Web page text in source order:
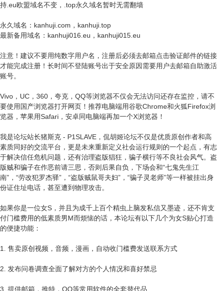
持.eu欧盟域名不变，.top永久域名暂时无需翻墙
永久域名：kanhuji.com，kanhuji.top
最新备用域名：kanhuji016.eu，kanhuji015.eu
注意！建议不要用纯数字用户名，注册后必须去邮箱点击验证邮件的链接
才能完成注册！长时间不登陆账号出于安全原因需要用户去邮箱自助激活
账号。
Vivo，UC，360，夸克，QQ等浏览器不仅会无法访问还存在监控，请不
要使用国产浏览器打开网页！推荐电脑端用谷歌Chrome和火狐Firefox浏
览器，苹果用Safari，安卓同电脑端再加一个X浏览器！
我是论坛站长猪斯克 - P1SLAVE，侃胡姬论坛不仅是优质原创作者和高
素质同好的交流平台，更是未来重新定义社会运行规则的一个起点，有志
于解决信任危机问题，还有治理盗版猖狂，骗子横行等不良社会风气。盗
版贼和骗子在作恶前请三思，否则后果自负，下场会和“七鬼先生江
南”，“劳改犯罗杰驿”，“盗版贼鼠哥夫妇”，“骗子灵老师”等一样被挂出身
份证住址电话，甚至遭到物理攻击。
如果你是一位女S，并且为成千上百个精虫上脑发私信又墨迹，还不肯支
付门槛费用的低素质男M而烦恼的话，本论坛有以下几个为女S贴心打造
的便捷功能：
1. 售卖原创视频，音频，漫画，自动收门槛费发送联系方式
2. 发布问卷调查全面了解对方的个人情况和喜好禁忌
3. 提供邮箱，推特，QQ等常用软件的全套替代品